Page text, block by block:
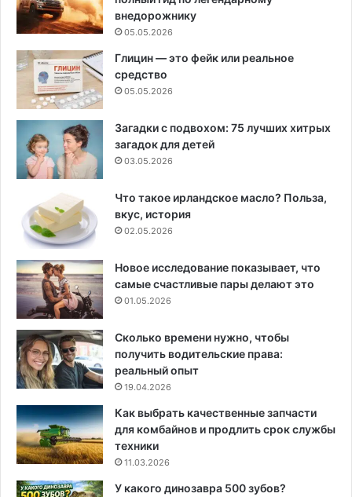
внедорожнику
05.05.2026
Глицин — это фейк или реальное
средство
05.05.2026
Загадки с подвохом: 75 лучших хитрых
загадок для детей
03.05.2026
Что такое ирландское масло? Польза,
вкус, история
02.05.2026
Новое исследование показывает, что
самые счастливые пары делают это
01.05.2026
Сколько времени нужно, чтобы
получить водительские права:
реальный опыт
19.04.2026
Как выбрать качественные запчасти
для комбайнов и продлить срок службы
техники
11.03.2026
У какого динозавра 500 зубов?